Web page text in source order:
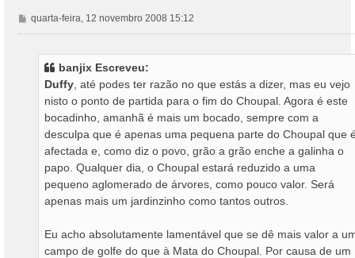
M
e
quarta-feira, 12 novembro 2008 15:12
banjix Escreveu:
Duffy , até podes ter razão no que estás a dizer, mas eu vejo
nisto o ponto de partida para o fim do Choupal. Agora é este
bocadinho, amanhã é mais um bocado, sempre com a
desculpa que é apenas uma pequena parte do Choupal que
afectada e, como diz o povo, grão a grão enche a galinha o
papo. Qualquer dia, o Choupal estará reduzido a uma
pequeno aglomerado de árvores, como pouco valor. Será
apenas mais um jardinzinho como tantos outros.
Eu acho absolutamente lamentável que se dê mais valor a
campo de golfe do que à Mata do Choupal. Por causa de um